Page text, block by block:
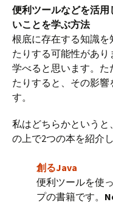
便利ツールなどを活
いことを学ぶ方法
根底に存在する知識
たりする可能性があ
学べると思います。
たりすると、その影
す。
私はどちらかという
の上で2つの本を紹介し
創るJava
便利ツールを使
プの書籍です。